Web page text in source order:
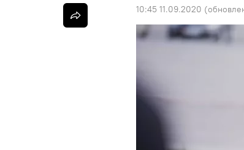
10:45 11.09.2020